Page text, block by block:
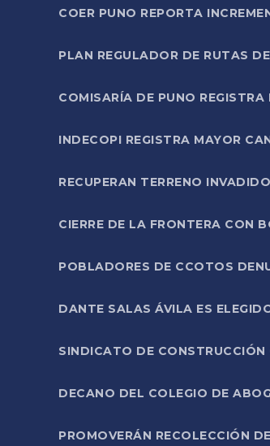
COER PUNO REPORTA
PLAN REGULADOR DE RUTAS
COMISARÍA DE PUNO
INDECOPI REGISTRA MAYOR
RECUPERAN TERRENO
CIERRE DE LA FRONTERA CON
POBLADORES DE CCOTOS
DANTE SALAS ÁVILA ES
SINDICATO DE
DECANO DEL COLEGIO DE
PROMOVERÁN RECOLECCIÓN